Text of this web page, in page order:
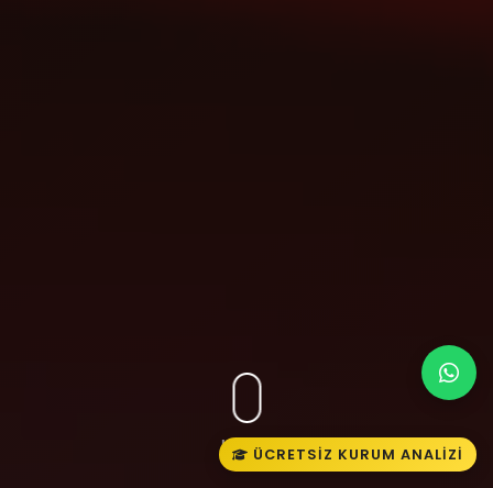
KEŞFET
ÜCRETSIZ KURUM ANALIZI